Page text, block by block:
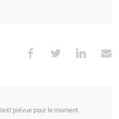
prévue pour le moment.